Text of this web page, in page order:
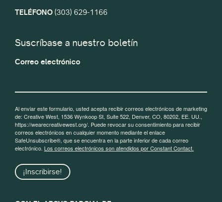
TELÉFONO (303) 629-1166
Suscríbase a nuestro boletín
Correo electrónico
Al enviar este formulario, usted acepta recibir correos electrónicos de marketing
de: Creative West, 1536 Wynkoop St, Suite 522, Denver, CO, 80202, EE. UU.,
https://wearecreativewest.org/. Puede revocar su consentimiento para recibir
correos electrónicos en cualquier momento mediante el enlace
SafeUnsubscribe®, que se encuentra en la parte inferior de cada correo
electrónico. Los correos electrónicos son atendidos por Constant Contact.
¡Inscribirse!